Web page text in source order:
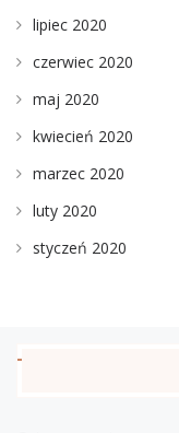
lipiec 2020
czerwiec 2020
maj 2020
kwiecień 2020
marzec 2020
luty 2020
styczeń 2020